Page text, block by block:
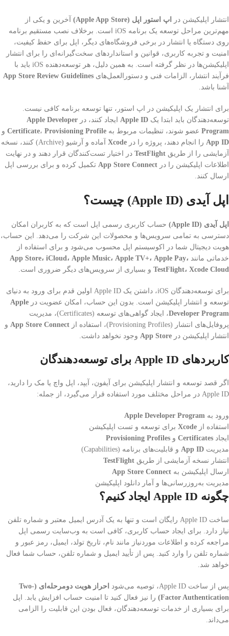
انتشار اپلیکیشن در اپ استور اپل (Apple App Store)
آخرین و یکی از
مهم‌ترین مراحل توسعه یک برنامه iOS است. برخلاف نصب مستقیم برنامه
روی دستگاه یا انتشار در برخی فروشگاه‌های دیگر، اپل برای حفظ کیفیت،
امنیت و تجربه کاربری، قوانین و استانداردهای سخت‌گیرانه‌ای را برای انتشار
اپلیکیشن‌ها در نظر گرفته است. به همین دلیل، هر توسعه‌دهنده iOS باید با
فرآیند انتشار، الزامات فنی و دستورالعمل‌های App Store Review Guidelines
آشنا باشد.
برای انتشار یک اپلیکیشن در اپ استور، تنها توسعه برنامه کافی نیست.
توسعه‌دهندگان باید ابتدا یک Apple ID ایجاد کنند، در Apple Developer
Program عضو شوند، تنظیمات مربوط به Certificate، Provisioning Profile
و
App ID را انجام دهند، پروژه را در Xcode
آماده و آرشیو (Archive) کنند، نسخه
آزمایشی را از طریق TestFlight در اختیار تست‌کنندگان قرار دهند و در نهایت
اطلاعات اپلیکیشن را در App Store Connect تکمیل کرده و برای بررسی اپل
ارسال کنند.
اپل آیدی (Apple ID) چیست؟
اپل آیدی (Apple ID)
حساب کاربری رسمی اپل است که به کاربران امکان
دسترسی به تمامی سرویس‌ها و محصولات این شرکت را می‌دهد. این حساب،
هویت دیجیتال شما در اکوسیستم اپل محسوب می‌شود و برای استفاده از
خدماتی مانند App Store، iCloud، Apple Music، Apple TV+، Apple Pay،
TestFlight، Xcode Cloud و بسیاری از سرویس‌های دیگر ضروری است.
برای توسعه‌دهندگان iOS، داشتن یک Apple ID اولین قدم برای ورود به دنیای
توسعه و انتشار اپلیکیشن است. بدون این حساب، امکان عضویت در Apple
Developer Program
، ایجاد گواهی‌های توسعه (Certificates)، مدیریت
پروفایل‌های انتشار (Provisioning Profiles)، استفاده از
App Store Connect و
انتشار اپلیکیشن در App Store وجود نخواهد داشت.
کاربردهای Apple ID برای توسعه‌دهندگان
اگر قصد توسعه و انتشار اپلیکیشن برای آیفون، آیپد، اپل واچ یا مک را دارید،
Apple ID در مراحل مختلف مورد استفاده قرار می‌گیرد، از جمله:
ورود به Apple Developer Program
استفاده از Xcode برای توسعه و تست اپلیکیشن
ایجاد Certificates و Provisioning Profiles
مدیریت App ID و قابلیت‌های برنامه (Capabilities)
انتشار نسخه آزمایشی از طریق TestFlight
ارسال اپلیکیشن به App Store Connect
مدیریت به‌روزرسانی‌ها و آمار دانلود اپلیکیشن
چگونه Apple ID ایجاد کنیم؟
ساخت Apple ID رایگان است و تنها به یک آدرس ایمیل معتبر و شماره تلفن
نیاز دارد. برای ایجاد حساب کاربری، کافی است به وب‌سایت رسمی اپل
مراجعه کرده و اطلاعات موردنیاز مانند نام، تاریخ تولد، ایمیل، رمز عبور و
شماره تلفن را وارد کنید. پس از تأیید ایمیل و شماره تلفن، حساب شما فعال
خواهد شد.
پس از ساخت Apple ID، توصیه می‌شود
احراز هویت دومرحله‌ای (Two-
Factor Authentication)
را نیز فعال کنید تا امنیت حساب افزایش یابد. اپل
برای بسیاری از خدمات توسعه‌دهندگان، فعال بودن این قابلیت را الزامی
می‌داند.